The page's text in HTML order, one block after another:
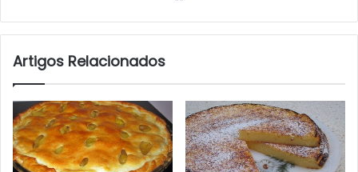
Artigos Relacionados